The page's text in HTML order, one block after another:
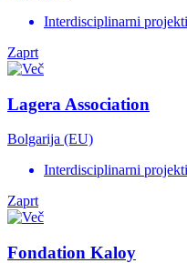
Interdisciplinarni projekti
Zaprt
Lagera Association
Bolgarija (EU)
Interdisciplinarni projekti
Zaprt
Fondation Kaloy